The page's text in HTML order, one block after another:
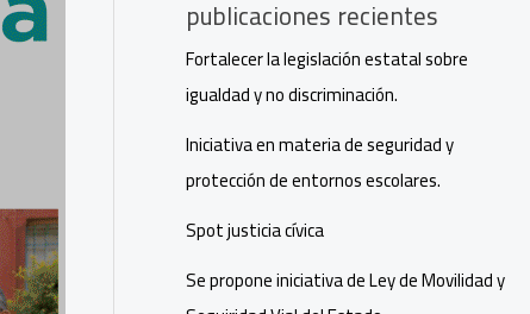
publicaciones recientes
Fortalecer la legislación estatal sobre
igualdad y no discriminación.
Iniciativa en materia de seguridad y
protección de entornos escolares.
Spot justicia cívica
Se propone iniciativa de Ley de Movilidad y